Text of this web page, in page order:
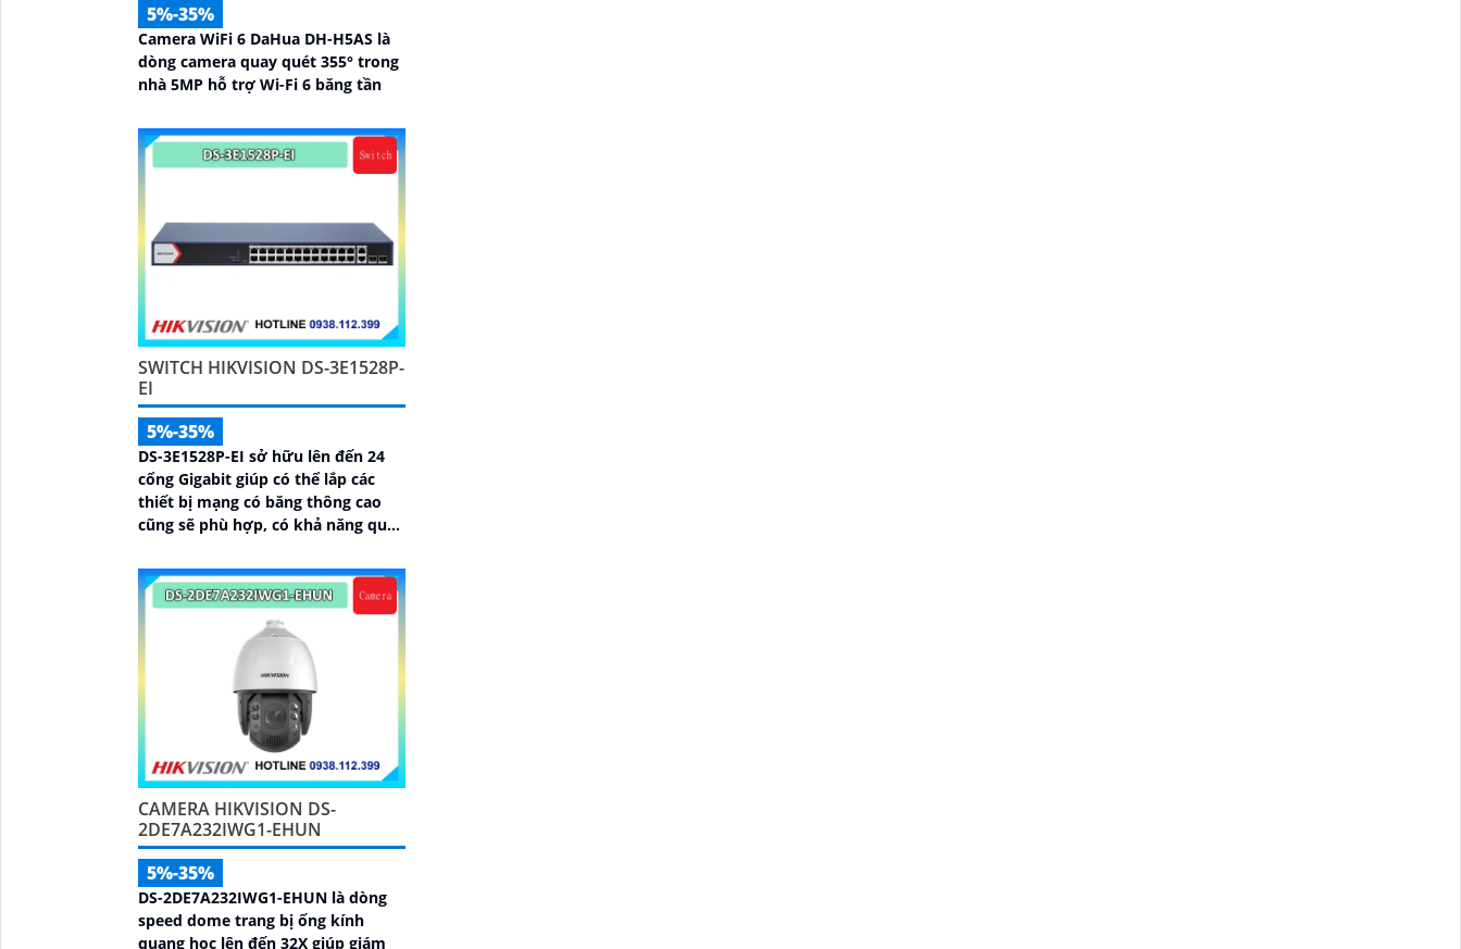
5%-35%
Camera WiFi 6 DaHua DH-H5AS là
dòng camera quay quét 355° trong
nhà 5MP hỗ trợ Wi-Fi 6 băng tần
SWITCH HIKVISION DS-3E1528P-
EI
5%-35%
DS-3E1528P-EI sở hữu lên đến 24
cổng Gigabit giúp có thể lắp các
thiết bị mạng có băng thông cao
cũng sẽ phù hợp, có khả năng quản
công suất PoE lên đến 230W,
truyền dữ liệu lên đến 300m, vỏ
kim loại, chông sét 6kV
CAMERA HIKVISION DS-
2DE7A232IWG1-EHUN
5%-35%
DS-2DE7A232IWG1-EHUN là dòng
speed dome trang bị ống kính
quang học lên đến 32X giúp giám